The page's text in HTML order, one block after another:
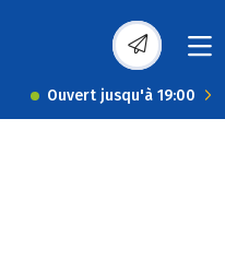
Ouvert jusqu'à 19:00